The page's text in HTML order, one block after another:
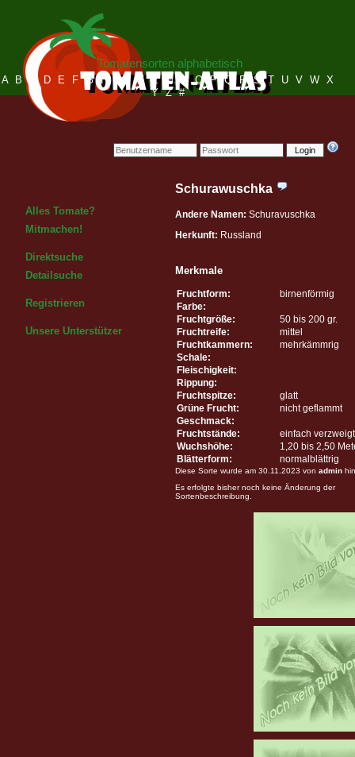
Login
Tomatensorten alphabetisch
A B C D E F G H I J K L M N O P Q R S T U V W X
Y Z #
Alles Tomate?
Mitmachen!
Direktsuche
Detailsuche
Registrieren
Unsere Unterstützer
Schurawuschka
Andere Namen: Schuravuschka
Herkunft: Russland
Merkmale
Fruchtform:
birnenförmig
Farbe:
Fruchtgröße:
50 bis 200 gr.
Fruchtreife:
mittel
Fruchtkammern:
mehrkämmrig
Schale:
Fleischigkeit:
Rippung:
Fruchtspitze:
glatt
Grüne Frucht:
nicht geflammt
Geschmack:
Fruchtstände:
einfach verzweigt
Wuchshöhe:
1,20 bis 2,50
Blätterform:
normalblättrig
Diese Sorte wurde am 30.11.2023 von admin
Es erfolgte bisher noch keine Änderung der
Sortenbeschreibung.